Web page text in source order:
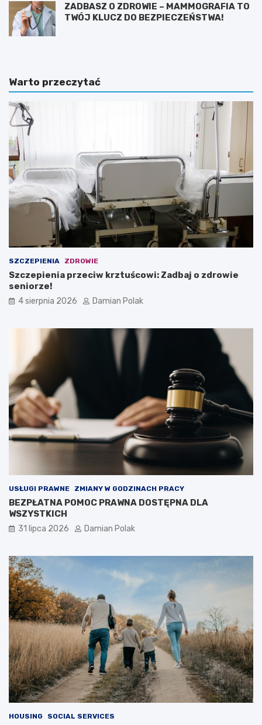
ZADBASZ O ZDROWIE – MAMMOGRAFIA TO
TWÓJ KLUCZ DO BEZPIECZEŃSTWA!
Warto przeczytać
SZCZEPIENIA ZDROWIE
Szczepienia przeciw krztuścowi: Zadbaj o zdrowie
seniorze!
4 sierpnia 2026 Damian Polak
USŁUGI PRAWNE ZMIANY W GODZINACH PRACY
BEZPŁATNA POMOC PRAWNA DOSTĘPNA DLA
WSZYSTKICH
31 lipca 2026 Damian Polak
HOUSING SOCIAL SERVICES